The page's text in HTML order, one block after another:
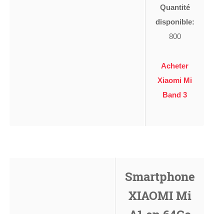
Quantité
disponible:
800
Acheter
Xiaomi Mi
Band 3
Smartphone
XIAOMI Mi